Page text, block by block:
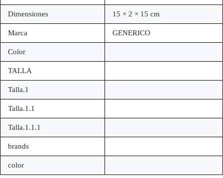
Dimensiones 15 × 2 × 15 cm
Marca GENERICO
Color
TALLA
Talla.1
Talla.1.1
Talla.1.1.1
brands
color